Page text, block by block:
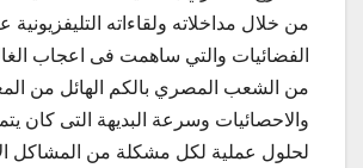
من خلال مداخلاته ولقاءاته التليفزيونية
الفضائيات والتي ساهمت فى اعجاب
من الشعب المصري بالكم الهائل من
والاحصائيات وسرعة البديهة التى كان
لحلول عملية لكل مشكلة من المشاكل